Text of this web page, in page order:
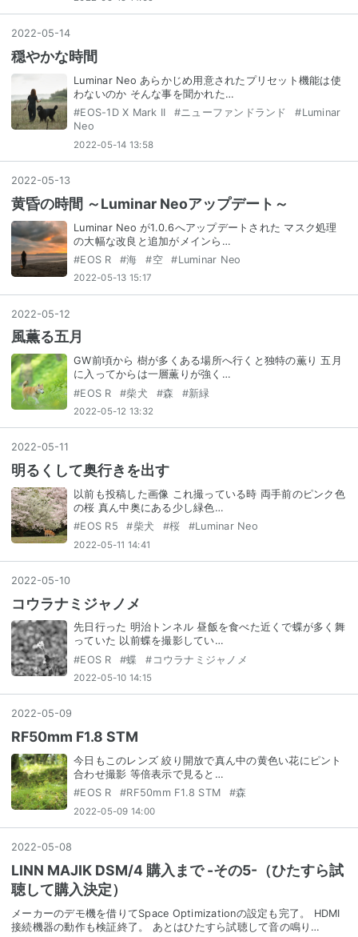
2022-05-14
穏やかな時間
Luminar Neo あらかじめ用意されたプリセット機能は使
わないのか そんな事を聞かれた…
#EOS-1D X Mark II #ニューファンドランド #Luminar
Neo
2022-05-14 13:58
2022-05-13
黄昏の時間 ～Luminar Neoアップデート～
Luminar Neo が1.0.6へアップデートされた マスク処理
の大幅な改良と追加がメインら…
#EOS R #海 #空 #Luminar Neo
2022-05-13 15:17
2022-05-12
風薫る五月
GW前頃から 樹が多くある場所へ行くと独特の薫り 五月
に入ってからは一層薫りが強く…
#EOS R #柴犬 #森 #新緑
2022-05-12 13:32
2022-05-11
明るくして奥行きを出す
以前も投稿した画像 これ撮っている時 両手前のピンク色
の桜 真ん中奥にある少し緑色…
#EOS R5 #柴犬 #桜 #Luminar Neo
2022-05-11 14:41
2022-05-10
コウラナミジャノメ
先日行った 明治トンネル 昼飯を食べた近くで蝶が多く舞
っていた 以前蝶を撮影してい…
#EOS R #蝶 # コウラナミジャノメ
2022-05-10 14:15
2022-05-09
RF50mm F1.8 STM
今日もこのレンズ 絞り開放で真ん中の黄色い花にピント
合わせ撮影 等倍表示で見ると…
#EOS R #RF50mm F1.8 STM #森
2022-05-09 14:00
2022-05-08
LINN MAJIK DSM/4 購入まで -その5-（ひたすら試
聴して購入決定）
メーカーのデモ機を借りてSpace Optimizationの設定も完了。 HDMI
接続機器の動作も検証終了。 あとはひたすら試聴して音の鳴り…